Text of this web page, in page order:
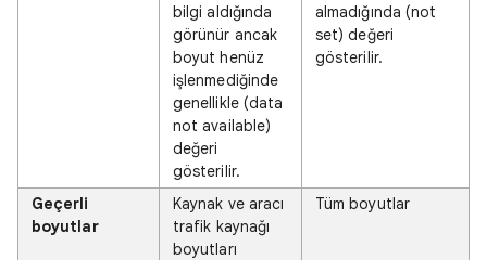
bilgi aldığında
görünür ancak
boyut henüz
işlenmediğinde
genellikle (data
not available)
değeri
gösterilir.
almadığında (not
set) değeri
gösterilir.
Geçerli
boyutlar
Kaynak ve aracı
trafik kaynağı
boyutları
Tüm boyutlar